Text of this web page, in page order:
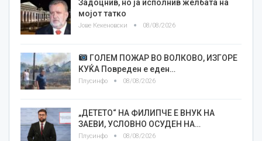
Задоцнив, но ја исполнив желбата на
мојот татко
Јове Кекеновски 08/08/2026
ГОЛЕМ ПОЖАР ВО ВОЛКОВО, ИЗГОРЕ
КУЌА Повреден е еден…
Плусинфо 08/08/2026
„ДЕТЕТО“ НА ФИЛИПЧЕ Е ВНУК НА
ЗАЕВИ, УСЛОВНО ОСУДЕН НА…
Плусинфо 08/08/2026